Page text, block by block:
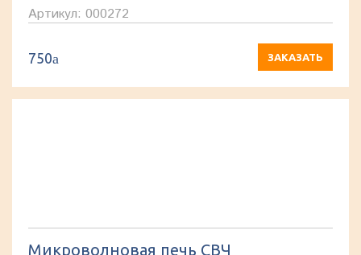
Артикул: 000272
750a ЗАКАЗАТЬ
Микроволновая печь СВЧ